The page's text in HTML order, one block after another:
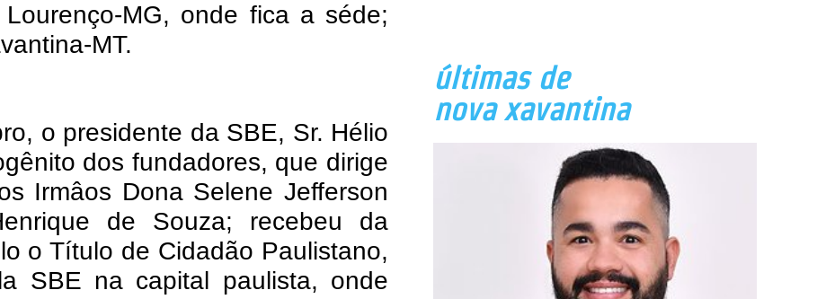
MG, onde fica a séde;
MT.
o presidente da SBE, Sr. Hélio
dos fundadores, que dirige
Irmâos Dona Selene Jefferson
de Souza; recebeu da
o Título de Cidadão Paulistano,
SBE na capital paulista, onde
últimas de
nova xavantina